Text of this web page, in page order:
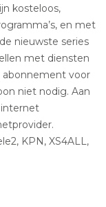
kosteloos,
en met
nieuwste series
met diensten
abonnement voor
niet nodig. Aan
KPN, XS4ALL,